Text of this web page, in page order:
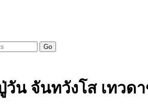
Go
จันทวังโส เทวด